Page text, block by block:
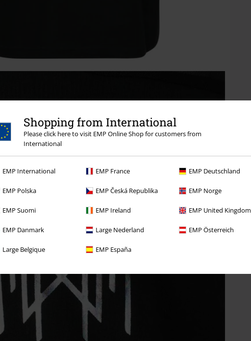
Shopping from International
Please click here to visit EMP Online Shop for customers from
International
EMP International EMP France EMP Deutschland
EMP Polska EMP Česká Republika EMP Norge
EMP Suomi EMP Ireland EMP United Kingdom
EMP Danmark Large Nederland EMP Österreich
Large Belgique EMP España